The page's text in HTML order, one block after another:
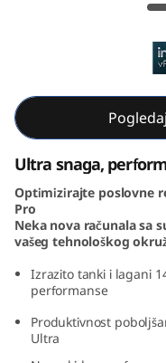
4
G
e
n
5
Ultra snaga,
Optimizirajte poslovne
Pro
Neka nova računala sa
vašeg tehnološkog
Izrazito tanki i lagani
performanse
Produktivnost
Ultra